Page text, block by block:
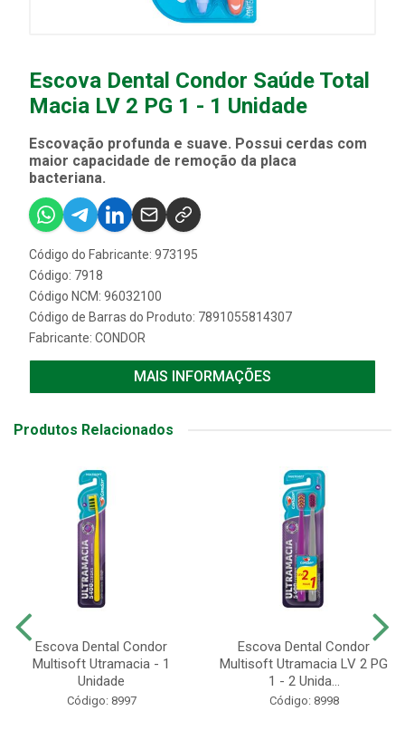
Escova Dental Condor Saúde Total
Macia LV 2 PG 1 - 1 Unidade
Escovação profunda e suave. Possui cerdas com
maior capacidade de remoção da placa
bacteriana.
Código do Fabricante: 973195
Código: 7918
Código NCM: 96032100
Código de Barras do Produto: 7891055814307
Fabricante: CONDOR
MAIS INFORMAÇÕES
Produtos Relacionados
Escova Dental Condor
Multisoft Utramacia - 1
Unidade
Código: 8997
Escova Dental Condor
Multisoft Utramacia LV 2 PG
1 - 2 Unida...
Código: 8998